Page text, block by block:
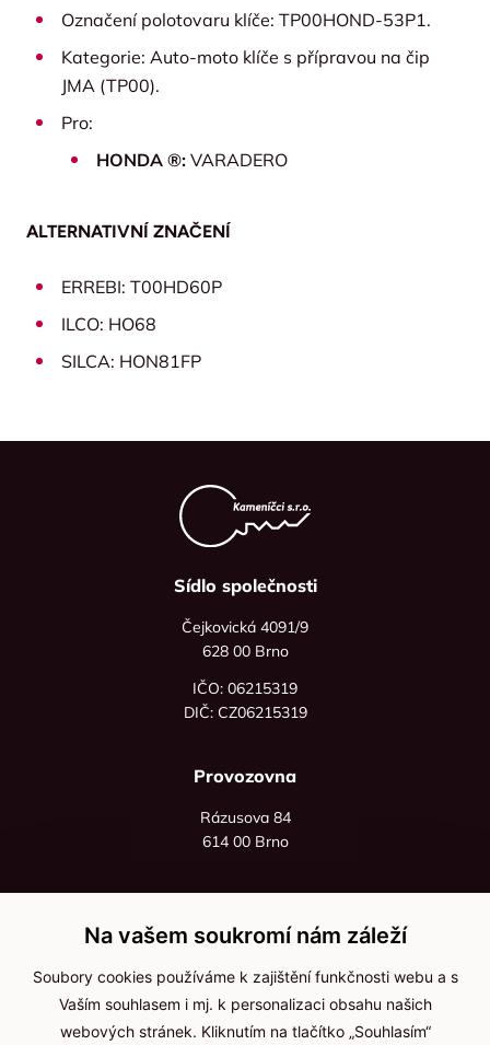
Označení polotovaru klíče: TP00HOND-53P1.
Kategorie: Auto-moto klíče s přípravou na čip
JMA (TP00).
Pro:
HONDA ®: VARADERO
ALTERNATIVNÍ ZNAČENÍ
ERREBI: T00HD60P
ILCO: HO68
SILCA: HON81FP
Sídlo společnosti
Čejkovická 4091/9
628 00 Brno
IČO: 06215319
DIČ: CZ06215319
Provozovna
Rázusova 84
614 00 Brno
+420 736 535 066
Po - pá: 8:00 - 16:00
info@jma-kam.cz
Na vašem soukromí nám záleží
Soubory cookies používáme k zajištění funkčnosti webu a s
Vaším souhlasem i mj. k personalizaci obsahu našich
webových stránek. Kliknutím na tlačítko „Souhlasím“